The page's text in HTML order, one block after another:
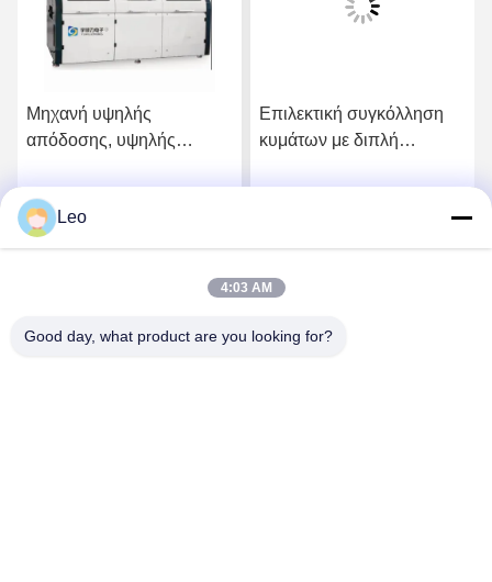
Μηχανή υψηλής
απόδοσης, υψηλής
αυτόματης ηλεκτρονικής
επιλεκτικής συγκόλλησης
κυμάτων
Λάβετε την Καλύτερη
Επιλεκτική συγκόλληση
κυμάτων με διπλή
Λάβετε την Καλύτερη
Leo
4:03 AM
Good day, what product are you looking for?